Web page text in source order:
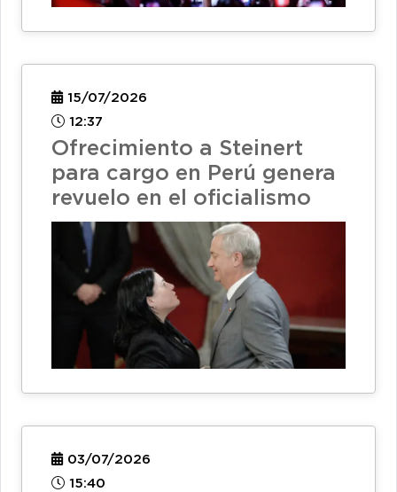
15/07/2026
12:37
Ofrecimiento a Steinert
para cargo en Perú genera
revuelo en el oficialismo
03/07/2026
15:40